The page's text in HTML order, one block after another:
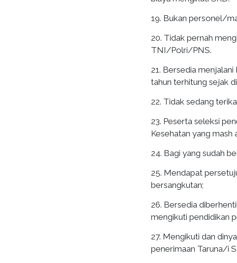
19. Bukan personel/
20. Tidak pernah
TNI/Polri/PNS.
21. Bersedia
tahun terhitung sejak
22. Tidak sedang
23. Peserta seleksi
Kesehatan yang mash
24. Bagi yang sudah
25. Mendapat
bersangkutan;
26. Bersedia
mengikuti pendidikan
27. Mengikuti dan
penerimaan Taruna/i